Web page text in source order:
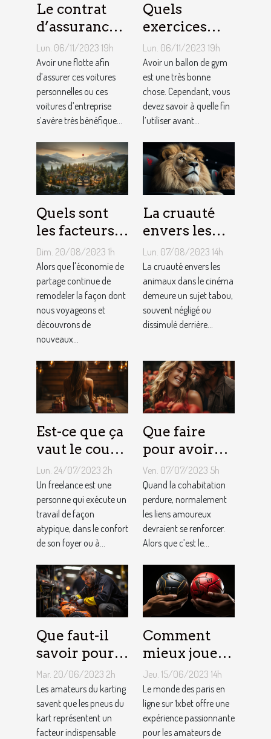
Le contrat
d’assurance
auto par
flotte : est-il
si
bénéfique ?
Lun. 06/11/2023 19h
Avoir une flotte afin
d’assurer ces voitures
personnelles ou ces
voitures d’entreprise
s’avère très bénéfique...
Quels
exercices
pouvez-vous
faire avec un
ballon de
gym ?
Lun. 06/11/2023 19h
Avoir un ballon de gym
est une très bonne
chose. Cependant, vous
devez savoir à quelle fin
l’utiliser avant...
Quels sont
les facteurs
qui sous-
tendent la
tarification
des services
de
conciergerie
Dim. 20/08/2023 1h
Alors que l'économie de
partage continue de
remodeler la façon dont
nous voyageons et
découvrons de
nouveaux...
La cruauté
envers les
animaux
dans le
cinéma : un
sujet tabou
Lun. 07/08/2023 14h
La cruauté envers les
animaux dans le cinéma
demeure un sujet tabou,
souvent négligé ou
dissimulé derrière...
Est-ce que ça
vaut le coup
de devenir
indépendant
?
Lun. 24/07/2023 2h
Un freelance est une
personne qui exécute un
travail de façon
atypique, dans le confort
de son foyer ou à...
Que faire
pour avoir
toujours la
vie rose en
couple ?
Ven. 07/07/2023 5h
Quand la cohabitation
perdure, normalement
les liens amoureux
devraient se renforcer.
Alors que c’est le...
Que faut-il
savoir pour
un meilleur
ajustement
de la
pression des
Mar. 20/06/2023 2h
Les amateurs du karting
savent que les pneus du
kart représentent un
facteur indispensable
Comment
mieux jouer
pour gagner
au jeu
1XBET ?
Jeu. 15/06/2023 14h
Le monde des paris en
ligne sur 1xbet offre une
expérience passionnante
pour les amateurs de